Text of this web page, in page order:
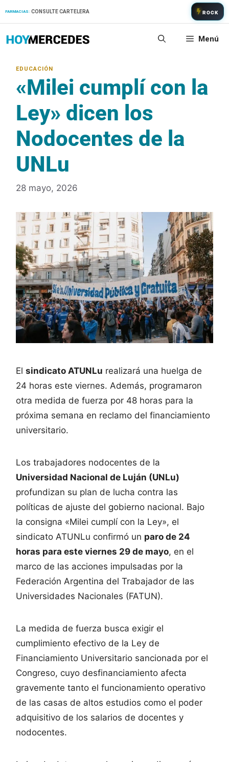
FARMACIAS: CONSULTE CARTELERA ROCK
Menú
«Milei cumplí con la
Ley» dicen los
Nodocentes de la
UNLu
28 mayo, 2026
El sindicato ATUNLu realizará una huelga de
24 horas este viernes. Además, programaron
otra medida de fuerza por 48 horas para la
próxima semana en reclamo del financiamiento
universitario.
Los trabajadores nodocentes de la
Universidad Nacional de Luján (UNLu)
profundizan su plan de lucha contra las
políticas de ajuste del gobierno nacional. Bajo
la consigna «Milei cumplí con la Ley», el
sindicato ATUNLu confirmó un paro de 24
horas para este viernes 29 de mayo, en el
marco de las acciones impulsadas por la
Federación Argentina del Trabajador de las
Universidades Nacionales (FATUN).
La medida de fuerza busca exigir el
cumplimiento efectivo de la Ley de
Financiamiento Universitario sancionada por el
Congreso, cuyo desfinanciamiento afecta
gravemente tanto el funcionamiento operativo
de las casas de altos estudios como el poder
adquisitivo de los salarios de docentes y
nodocentes.